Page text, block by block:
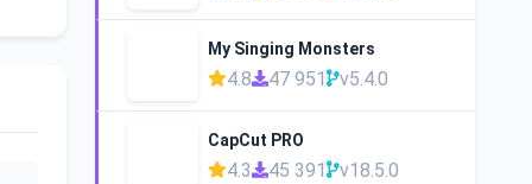
My Singing Monsters
4.8 47 951 v5.4.0
CapCut PRO
4.3 45 391 v18.5.0